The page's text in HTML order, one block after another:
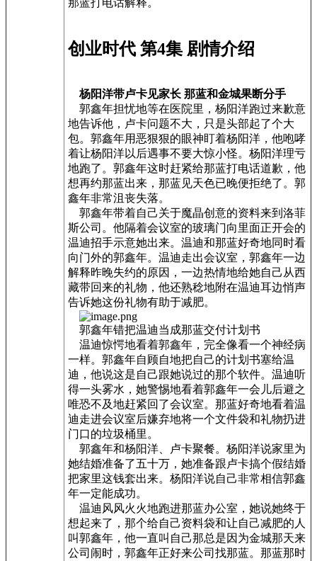
那蓝打电话解释。
创业时代 第4集 剧情介绍
杨阳洋带卢卡见家长 那蓝和金城果断分手
郭鑫年担忧地等在医院里，杨阳洋跑过来歉意
地告诉他，卢卡问题不大，只是头部起了个大
包。郭鑫年用恶狠狠的眼神盯着杨阳洋，他咆哮
着让杨阳洋以后遇事不要大惊小怪。杨阳洋理亏
地跑了。郭鑫年这时赶紧给那蓝打电话道歉，他
想再约那蓝出来，那蓝见天色已晚便拒绝了。郭
鑫年非常沮丧失落。
郭鑫年带着自己关于魔晶创意的资料来到洛菲
斯公司。他隔着会议室的玻璃门向里面正开会的
温迪招手示意她出来。温迪和那蓝好奇地同时看
向门外的郭鑫年。温迪走出会议室，郭鑫年一边
解释昨晚失约的原因，一边热情地给她自己从西
藏带回来的礼物，他还熟稔地附在温迪耳边悄声
告诉她这份礼物有助于减肥。
郭鑫年错把温迪当成那蓝交付计划书
温迪惊愕地看着郭鑫年，完全像看一个神经病
一样。郭鑫年自顾自地把自己的计划书塞给温
迪，他说这是自己跟她说过的那个软件。温迪听
得一头雾水，她警惕地看着郭鑫年一会儿后避之
唯恐不及地赶紧回了会议室。那蓝好奇地看着温
迪走进会议室后嫌弃地将一个文件袋和礼物扔进
门口的垃圾桶里。
郭鑫年和杨阳洋、卢卡聚餐。杨阳洋说家里为
她结婚准备了五十万，她准备跟卢卡搞个假结婚
把家里这钱套出来。杨阳洋说自己非常相信郭鑫
年一定能成功。
温迪风风火火地跑进那蓝办公室，她说她终于
想起来了，那个给自己资料袋和让自己减肥的人
叫郭鑫年，他一直叫自己那总是因为金城那天来
公司闹时，郭鑫年正好来公司找那蓝。那蓝那时